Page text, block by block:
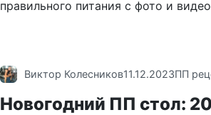
правильного питания с фото и
Виктор Колесников11.12.2023ПП
Новогодний ПП стол: